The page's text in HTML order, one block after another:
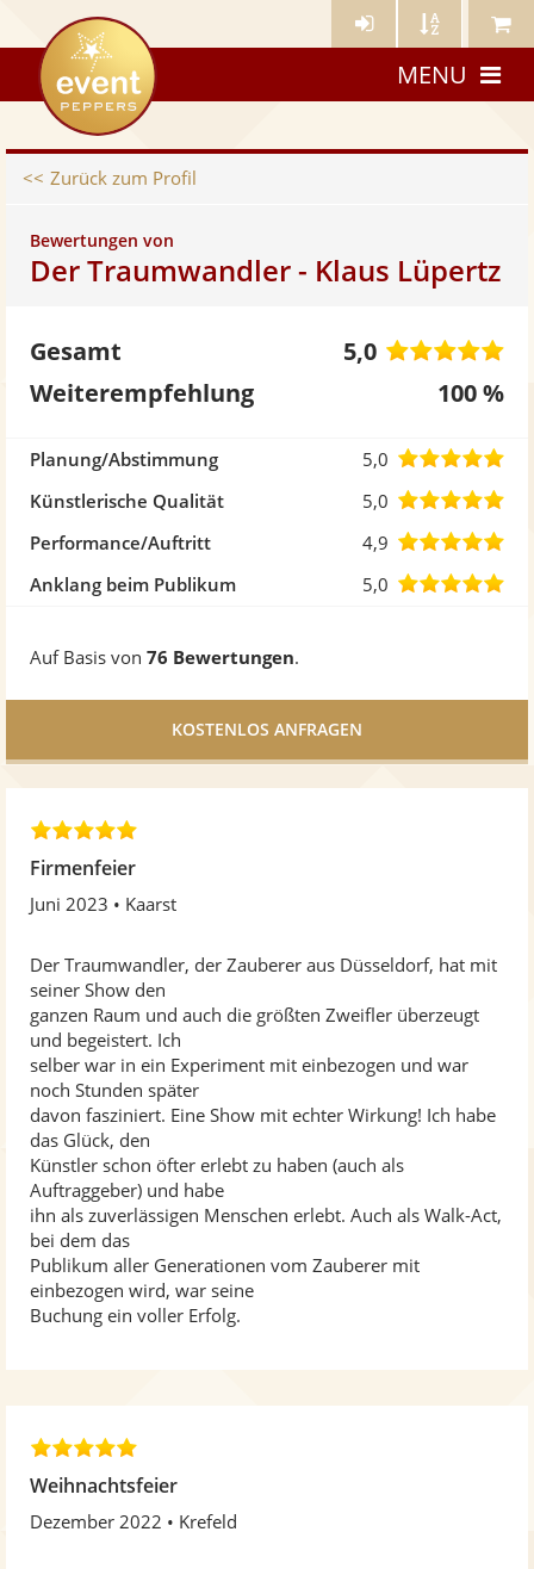
Künstler- Künstler Meine
eventpeppers
MENU
Zurück zum Profil
Bewertungen von
Der Traumwandler - Klaus Lüpertz
Gesamt 5,0
Weiterempfehlung 100 %
Planung/Abstimmung 5,0
5,0
von
5
Künstlerische Qualität 5,0
5,0
von
5
Performance/Auftritt 4,9
4,9
von
Anklang beim Publikum 5,0
5,0
Auf Basis von 76 Bewertungen.
5
v
5
n
Firmenfeier
Juni 2023 Kaarst
Der Traumwandler, der Zauberer aus Düsseldorf, hat mit
seiner Show den
ganzen Raum und auch die größten Zweifler überzeugt
und begeistert. Ich
selber war in ein Experiment mit einbezogen und war
noch Stunden später
davon fasziniert. Eine Show mit echter Wirkung! Ich habe
das Glück, den
Künstler schon öfter erlebt zu haben (auch als
Auftraggeber) und habe
ihn als zuverlässigen Menschen erlebt. Auch als Walk-Act,
bei dem das
Publikum aller Generationen vom Zauberer mit
einbezogen wird, war seine
Buchung ein voller Erfolg.
5
,
0
v
Weihnachtsfeier
Dezember 2022 Krefeld